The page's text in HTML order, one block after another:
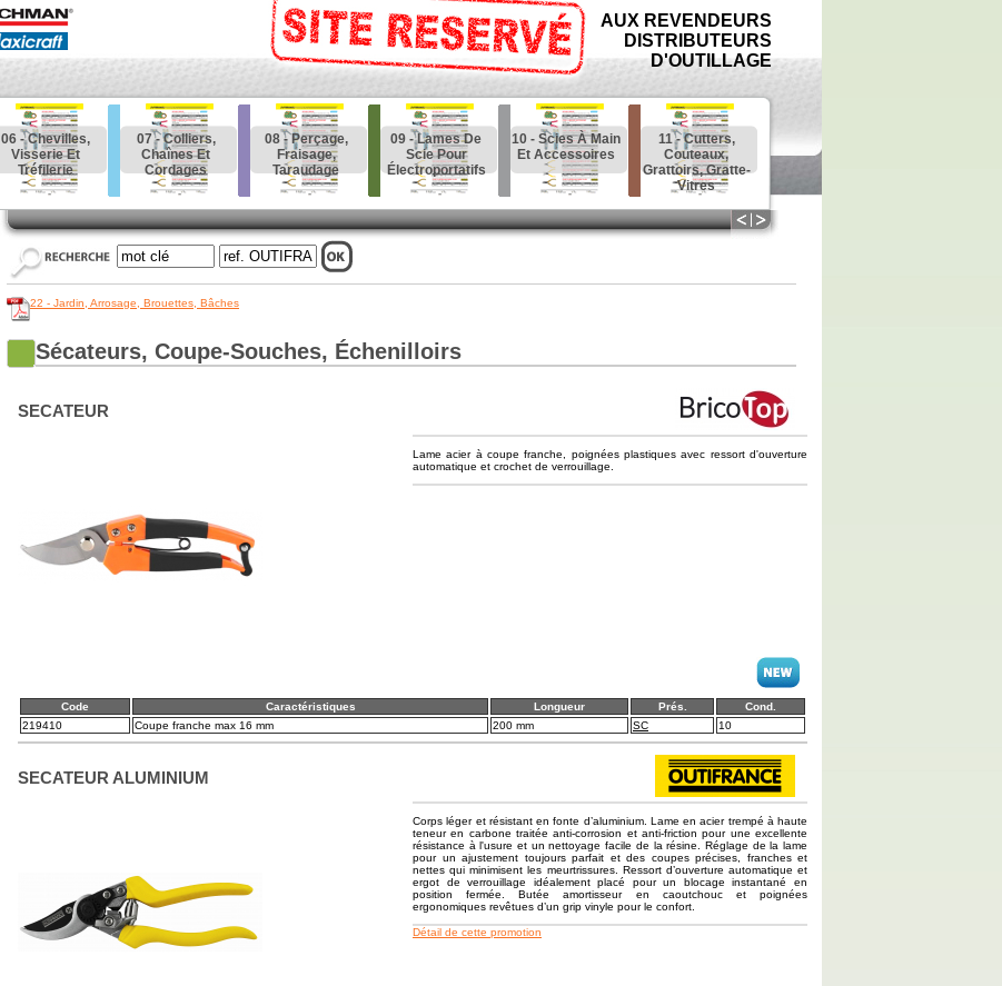
AUX REVENDEURS
DISTRIBUTEURS
D'OUTILLAGE
06 - Chevilles,
Visserie Et
Tréfilerie
07 - Colliers,
Chaînes Et
Cordages
08 - Perçage,
Fraisage,
Taraudage
09 - Lames De
Scie Pour
Électroportatifs
10 - Scies À Main
Et Accessoires
11 - Cutters,
Couteaux,
Grattoirs, Gratte-
Vitres
: Ciseaux,
22 - Jardin, Arrosage, Brouettes, Bâches
Sécateurs, Coupe-Souches, Échenilloirs
SECATEUR
Lame acier à coupe franche, poignées plastiques avec ressort d'ouverture
automatique et crochet de verrouillage.
Code Caractéristiques Longueur Prés.
Cond.
219410
Coupe franche max 16 mm 200 mm SC 10
SECATEUR ALUMINIUM
Corps léger et résistant en fonte d’aluminium. Lame en acier trempé à haute
teneur en carbone traitée anti-corrosion et anti-friction pour une excellente
résistance à l'usure et un nettoyage facile de la résine. Réglage de la lame
pour un ajustement toujours parfait et des coupes précises, franches et
nettes qui minimisent les meurtrissures. Ressort d’ouverture automatique et
ergot de verrouillage idéalement placé pour un blocage instantané en
position fermée. Butée amortisseur en caoutchouc et poignées
ergonomiques revêtues d’un grip vinyle pour le confort.
Détail de cette promotion